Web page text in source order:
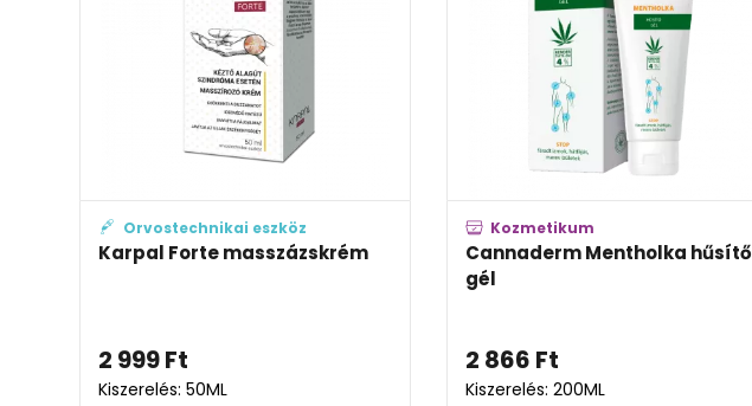
Orvostechnikai eszköz
Karpal Forte masszázskrém
2 999Ft
Kiszerelés: 50ML
Kozmetikum
Cannaderm Mentholka hűsítő
gél
2 866 Ft
Kiszerelés: 200ML